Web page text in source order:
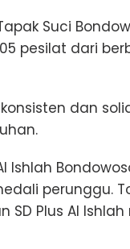
Suci
pesilat dari
dan
Ishlah
perunggu.
Plus Al